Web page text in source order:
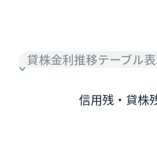
貸株金利推移テーブル
信用残・貸株